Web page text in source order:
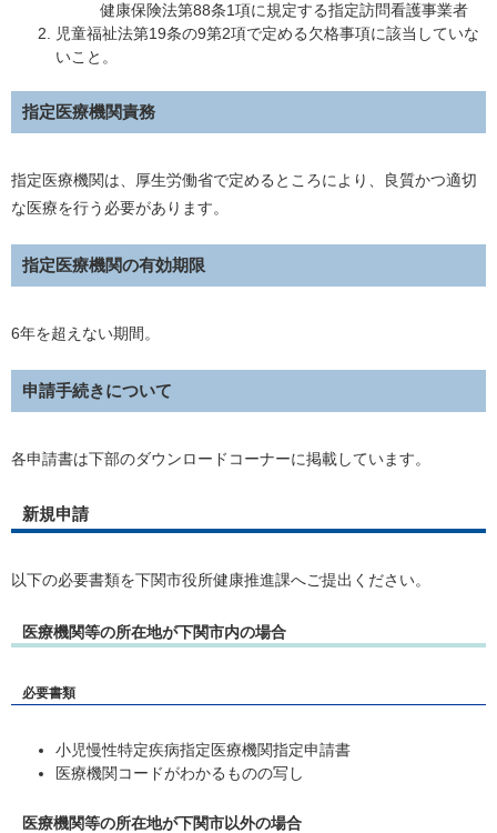
健康保険法第88条1項に規定する指定訪問看護事業者
児童福祉法第19条の9第2項で定める欠格事項に該当していな
いこと。
指定医療機関責務
指定医療機関は、厚生労働省で定めるところにより、良質かつ適切
な医療を行う必要があります。
指定医療機関の有効期限
6年を超えない期間。
申請手続きについて
各申請書は下部のダウンロードコーナーに掲載しています。
新規申請
以下の必要書類を下関市役所健康推進課へご提出ください。
医療機関等の所在地が下関市内の場合
必要書類
小児慢性特定疾病指定医療機関指定申請書
医療機関コードがわかるものの写し
医療機関等の所在地が下関市以外の場合